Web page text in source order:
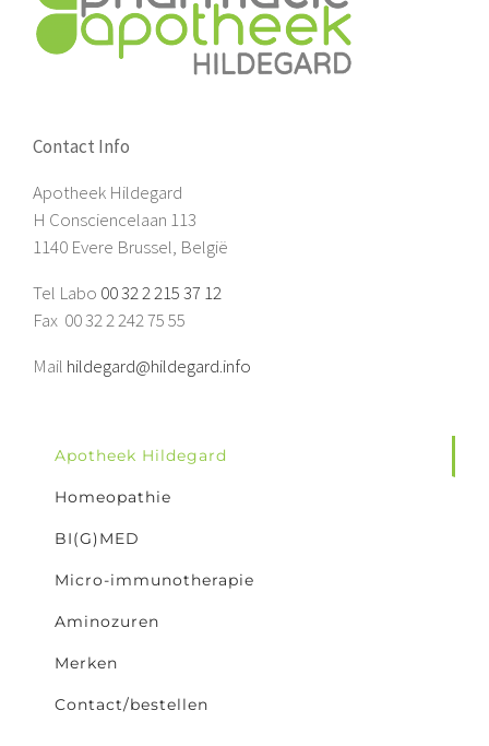
Contact Info
Apotheek Hildegard
H Consciencelaan 113
1140 Evere Brussel, België
Tel Labo 00 32 2 215 37 12
Fax 00 32 2 242 75 55
Mail hildegard@hildegard.info
Apotheek Hildegard
Homeopathie
BI(G)MED
Micro-immunotherapie
Aminozuren
Merken
Contact/bestellen